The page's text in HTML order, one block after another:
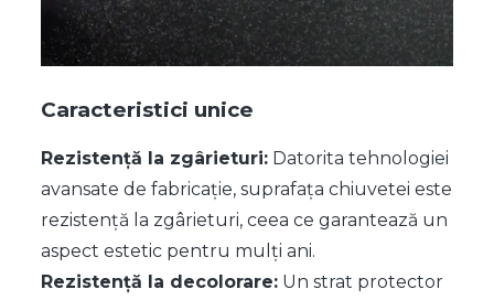
Caracteristici unice
Rezistență la zgârieturi: Datorita tehnologiei
avansate de fabricație, suprafața chiuvetei este
rezistență la zgârieturi, ceea ce garantează un
aspect estetic pentru mulți ani.
Rezistență la decolorare: Un strat protector